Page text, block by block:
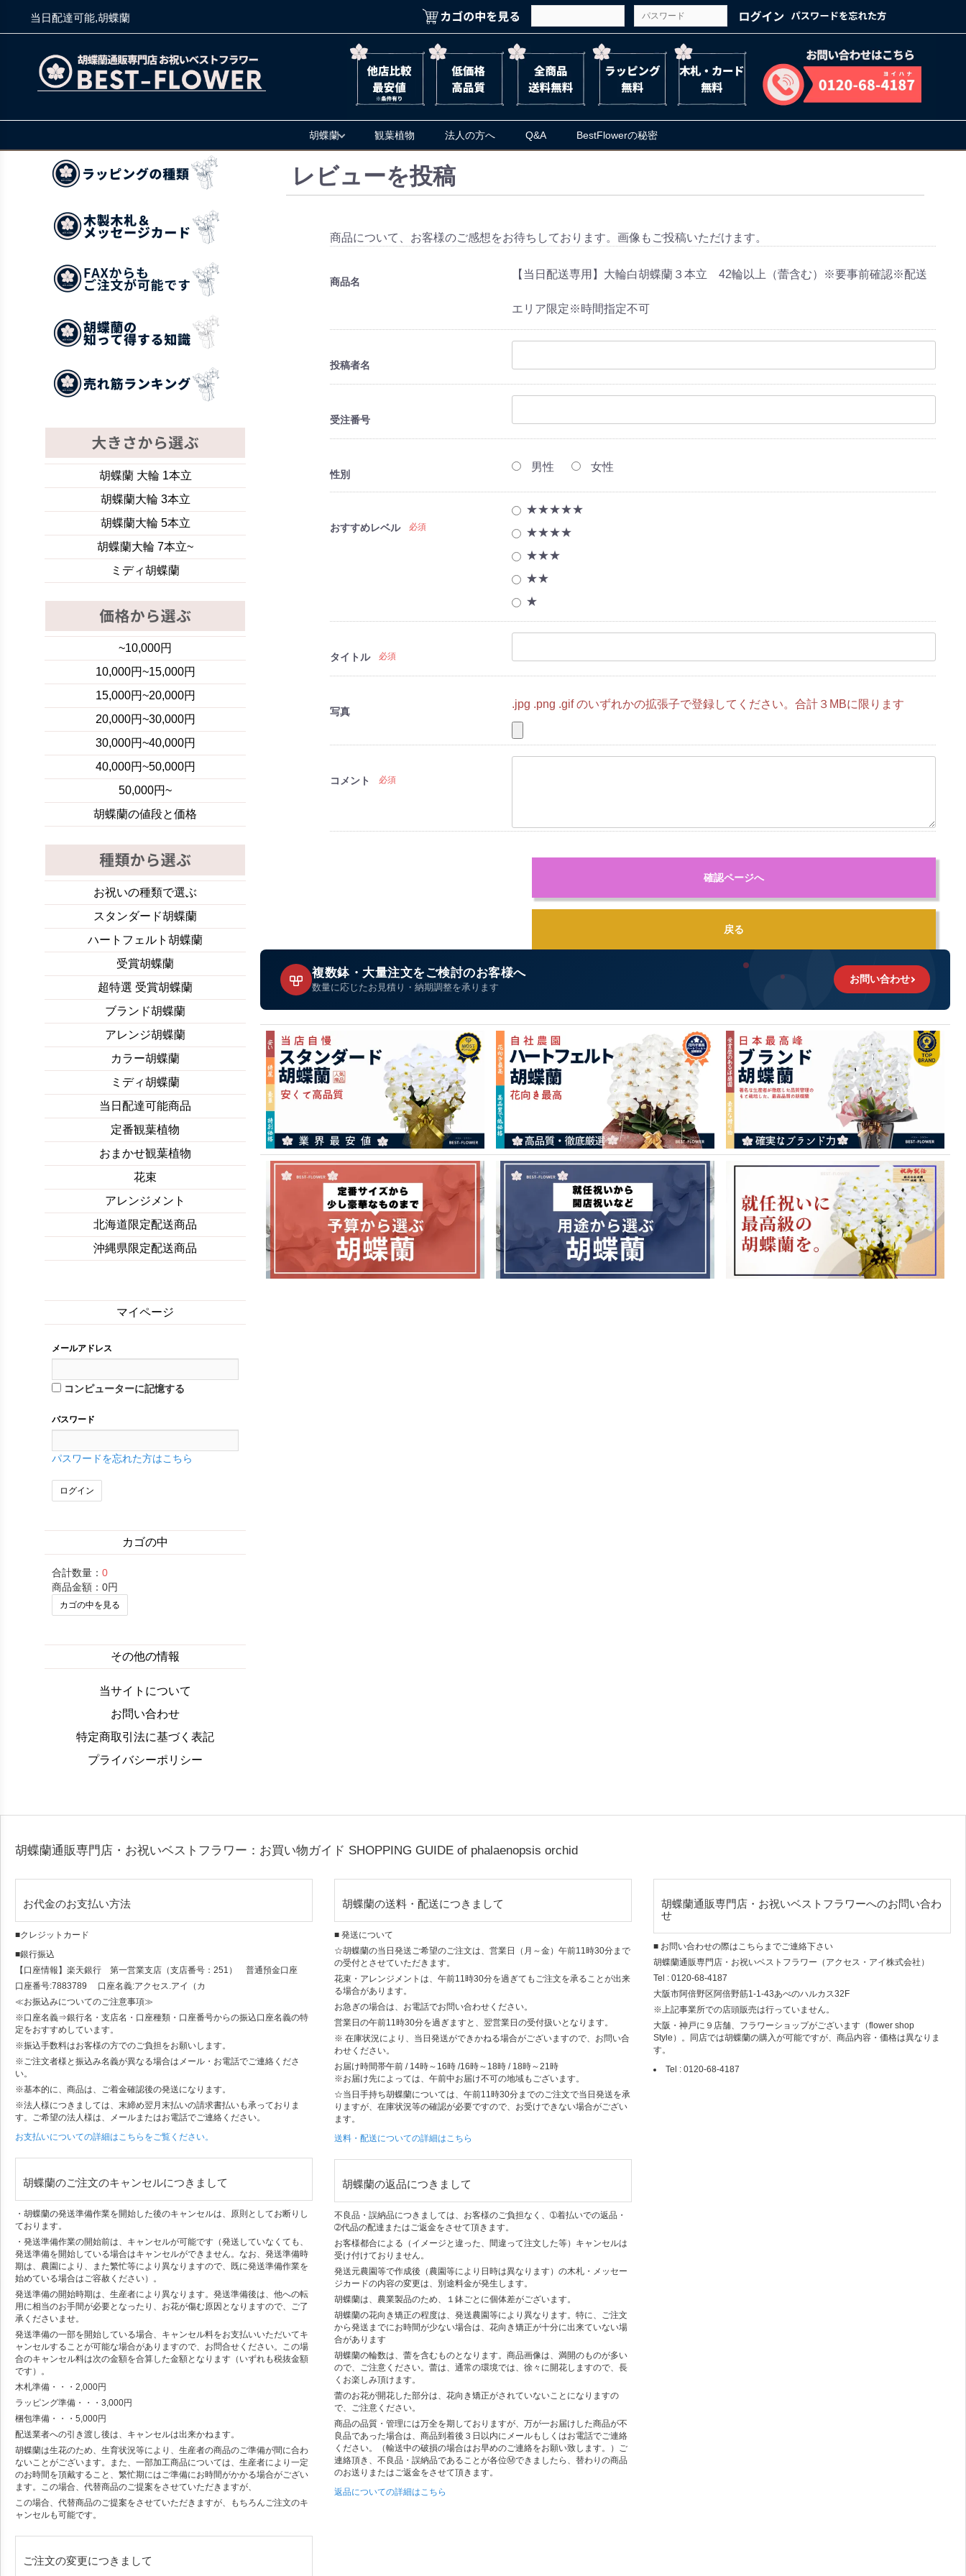
当日配達可能,胡蝶蘭
胡蝶蘭 観葉植物 法人の方へ Q&A BestFlowerの秘密
レビューを投稿
商品について、お客様のご感想をお待ちしております。画像もご投稿いただけます。
商品名
【当日配送専用】大輪白胡蝶蘭３本立 42輪以上（蕾含む）※要事前確認※配送
エリア限定※時間指定不可
投稿者名
受注番号
性別
男性 女性
おすすめレベル 必須
★★★★★
★★★★
★★★
★★
★
タイトル 必須
写真
.jpg .png .gif のいずれかの拡張子で登録してください。合計３MBに限ります
コメント 必須
確認ページへ
戻る
複数鉢・大量注文をご検討のお客様へ
数量に応じたお見積り・納期調整を承ります
お問い合わせ
胡蝶蘭 大輪 1本立
胡蝶蘭大輪 3本立
胡蝶蘭大輪 5本立
胡蝶蘭大輪 7本立~
ミディ胡蝶蘭
~10,000円
10,000円~15,000円
15,000円~20,000円
20,000円~30,000円
30,000円~40,000円
40,000円~50,000円
50,000円~
胡蝶蘭の値段と価格
お祝いの種類で選ぶ
スタンダード胡蝶蘭
ハートフェルト胡蝶蘭
受賞胡蝶蘭
超特選 受賞胡蝶蘭
ブランド胡蝶蘭
アレンジ胡蝶蘭
カラー胡蝶蘭
ミディ胡蝶蘭
当日配達可能商品
定番観葉植物
おまかせ観葉植物
花束
アレンジメント
北海道限定配送商品
沖縄県限定配送商品
マイページ
メールアドレス
コンピューターに記憶する
パスワード
パスワードを忘れた方はこちら
カゴの中
合計数量： 0
商品金額： 0円
カゴの中を見る
その他の情報
当サイトについて
お問い合わせ
特定商取引法に基づく表記
プライバシーポリシー
胡蝶蘭通販専門店・お祝いベストフラワー：お買い物ガイド SHOPPING GUIDE of phalaenopsis orchid
お代金のお支払い方法
■クレジットカード
■銀行振込
【口座情報】楽天銀行 第一営業支店（支店番号：251） 普通預金口座
口座番号:7883789 口座名義:アクセス.アイ（カ
≪お振込みについてのご注意事項≫
※口座名義⇒銀行名・支店名・口座種類・口座番号からの振込口座名義の特
定をおすすめしています。
※振込手数料はお客様の方でのご負担をお願いします。
※ご注文者様と振込み名義が異なる場合はメール・お電話でご連絡くださ
い。
※基本的に、商品は、ご着金確認後の発送になります。
※法人様につきましては、末締め翌月末払いの請求書払いも承っておりま
す。ご希望の法人様は、メールまたはお電話でご連絡ください。
お支払いについての詳細はこちらをご覧ください。
胡蝶蘭のご注文のキャンセルにつきまして
・胡蝶蘭の発送準備作業を開始した後のキャンセルは、原則としてお断りし
ております。
・発送準備作業の開始前は、キャンセルが可能です（発送していなくても、
発送準備を開始している場合はキャンセルができません。なお、発送準備時
期は、農園により、また繁忙等により異なりますので、既に発送準備作業を
始めている場合はご容赦ください）。
発送準備の開始時期は、生産者により異なります。発送準備後は、他への転
用に相当のお手間が必要となったり、お花が傷む原因となりますので、ご了
承くださいませ。
発送準備の一部を開始している場合、キャンセル料をお支払いいただいてキ
ャンセルすることが可能な場合がありますので、お問合せください。この場
合のキャンセル料は次の金額を合算した金額となります（いずれも税抜金額
です）。
木札準備・・・2,000円
ラッピング準備・・・3,000円
梱包準備・・・5,000円
配送業者への引き渡し後は、キャンセルは出来かねます。
胡蝶蘭は生花のため、生育状況等により、生産者の商品のご準備が間に合わ
ないことがございます。また、一部加工商品については、生産者により一定
のお時間を頂戴すること、繁忙期にはご準備にお時間がかかる場合がござい
ます。この場合、代替商品のご提案をさせていただきますが、
この場合、代替商品のご提案をさせていただきますが、もちろんご注文のキ
ャンセルも可能です。
ご注文の変更につきまして
胡蝶蘭の送料・配送につきまして
■ 発送について
☆胡蝶蘭の当日発送ご希望のご注文は、営業日（月～金）午前11時30分まで
の受付とさせていただきます。
花束・アレンジメントは、午前11時30分を過ぎてもご注文を承ることが出来
る場合があります。
お急ぎの場合は、お電話でお問い合わせください。
営業日の午前11時30分を過ぎますと、翌営業日の受付扱いとなります。
※ 在庫状況により、当日発送ができかねる場合がございますので、お問い合
わせください。
お届け時間帯午前 / 14時～16時 /16時～18時 / 18時～21時
※お届け先によっては、午前中お届け不可の地域もございます。
☆当日手持ち胡蝶蘭については、午前11時30分までのご注文で当日発送を承
りますが、在庫状況等の確認が必要ですので、お受けできない場合がござい
ます。
送料・配送についての詳細はこちら
胡蝶蘭の返品につきまして
不良品・誤納品につきましては、お客様のご負担なく、➀着払いでの返品・
➁代品の配達またはご返金をさせて頂きます。
お客様都合による（イメージと違った、間違って注文した等）キャンセルは
受け付けておりません。
発送元農園等で作成後（農園等により日時は異なります）の木札・メッセー
ジカードの内容の変更は、別途料金が発生します。
胡蝶蘭は、農業製品のため、１鉢ごとに個体差がございます。
胡蝶蘭の花向き矯正の程度は、発送農園等により異なります。特に、ご注文
から発送までにお時間が少ない場合は、花向き矯正が十分に出来ていない場
合があります
胡蝶蘭の輪数は、蕾を含むものとなります。商品画像は、満開のものが多い
ので、ご注意ください。蕾は、通常の環境では、徐々に開花しますので、長
くお楽しみ頂けます。
蕾のお花が開花した部分は、花向き矯正がされていないことになりますの
で、ご注意ください。
商品の品質・管理には万全を期しておりますが、万が一お届けした商品が不
良品であった場合は、商品到着後３日以内にメールもしくはお電話でご連絡
ください。（輸送中の破損の場合はお早めのご連絡をお願い致します。）ご
連絡頂き、不良品・誤納品であることが各位Ⓜできましたら、替わりの商品
のお送りまたはご返金をさせて頂きます。
返品についての詳細はこちら
胡蝶蘭通販専門店・お祝いベストフラワーへのお問い合わ
せ
■ お問い合わせの際はこちらまでご連絡下さい
胡蝶蘭通販専門店・お祝いベストフラワー（アクセス・アイ株式会社）
Tel : 0120-68-4187
大阪市阿倍野区阿倍野筋1-1-43あべのハルカス32F
※上記事業所での店頭販売は行っていません。
大阪・神戸に９店舗、フラワーショップがございます（flower shop
Style）。同店では胡蝶蘭の購入が可能ですが、商品内容・価格は異なりま
す。
Tel : 0120-68-4187